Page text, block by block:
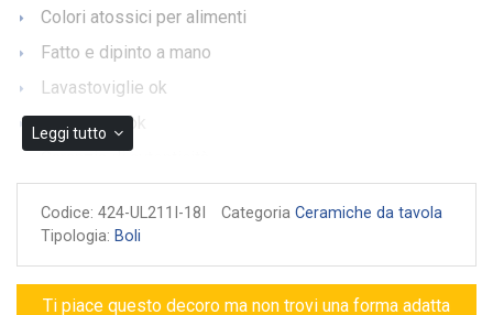
Colori atossici per alimenti
Fatto e dipinto a mano
Lavastoviglie ok
Microonde ok
Garanzia di autenticità
Leggi tutto
Codice: 424-UL211I-18I Categoria Ceramiche da tavola
Tipologia: Boli
Ti piace questo decoro ma non trovi una forma adatta